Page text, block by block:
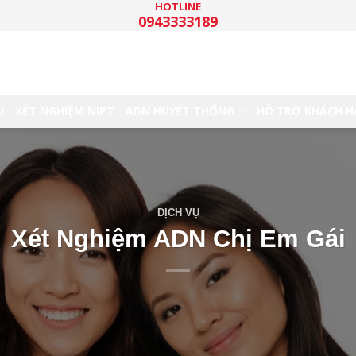
HOTLINE
0943333189
DỊCH VỤ
Xét Nghiệm ADN Chị Em Gái